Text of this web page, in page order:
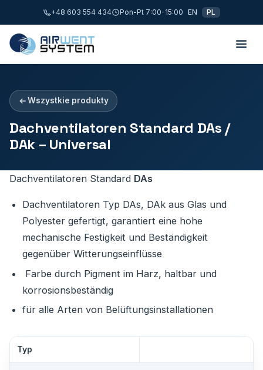
+48 603 554 434 Pon-Pt 7:00-15:00 EN PL
Wszystkie produkty
Dachventilatoren Standard DAs /
DAk – Universal
Dachventilatoren Standard DAs
Dachventilatoren Typ DAs, DAk aus Glas und
Polyester gefertigt, garantiert eine hohe
mechanische Festigkeit und Beständigkeit
gegenüber Witterungseinflüsse
Farbe durch Pigment im Harz, haltbar und
korrosionsbeständig
für alle Arten von Belüftungsinstallationen
Typ